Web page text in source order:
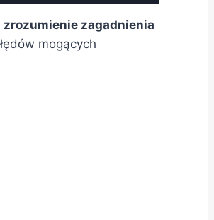
zrozumienie zagadnienia
mogących